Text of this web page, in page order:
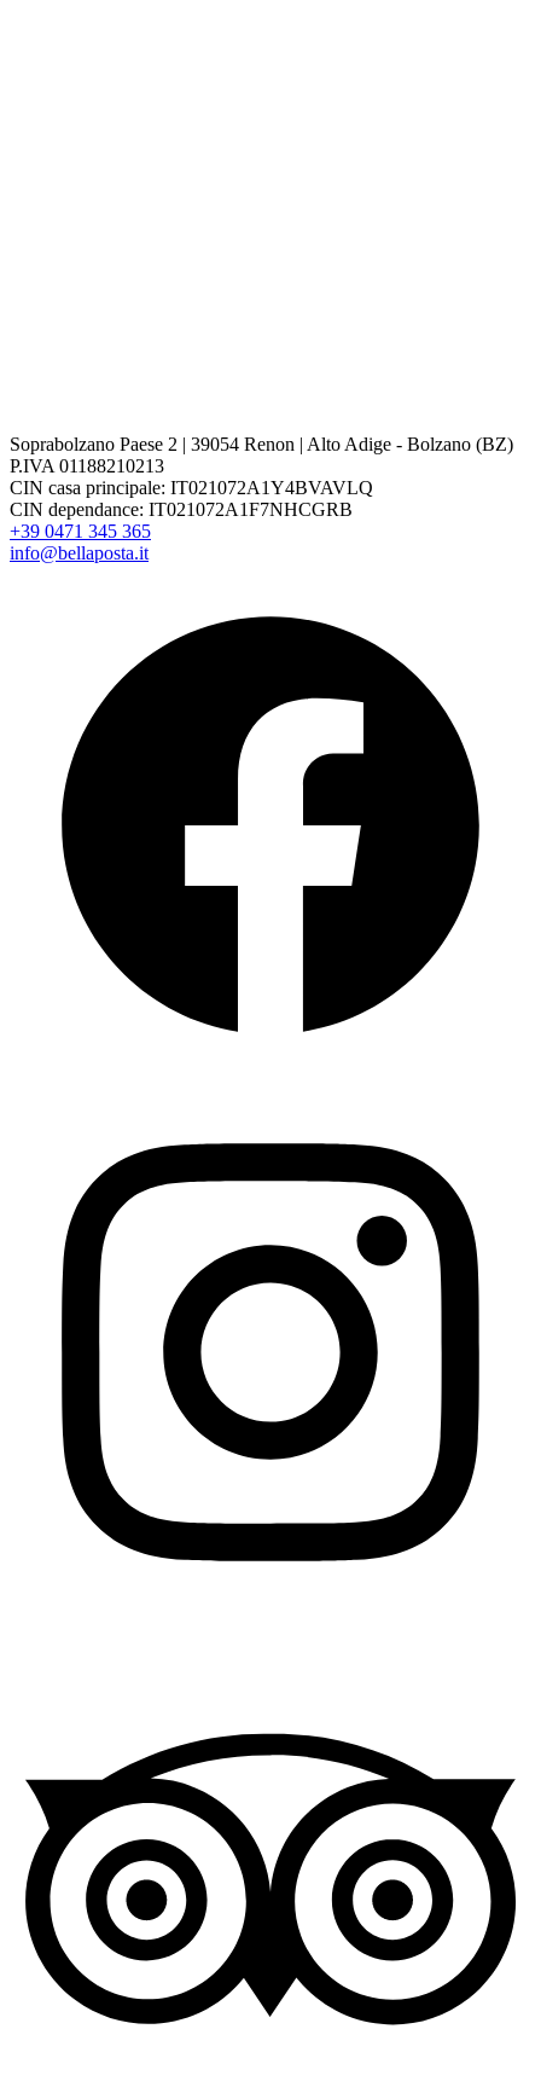
Soprabolzano Paese 2 | 39054 Renon | Alto Adige - Bolzano (BZ)
P.IVA 01188210213
CIN casa principale: IT021072A1Y4BVAVLQ
CIN dependance: IT021072A1F7NHCGRB
+39 0471 345 365
info@bellaposta.it